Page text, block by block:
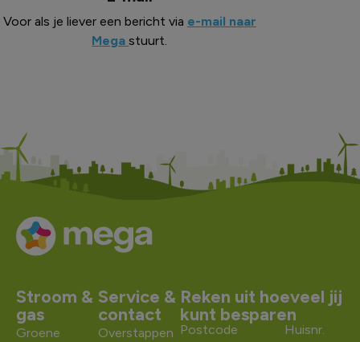
Voor als je liever een bericht via e-mail naar
Megastuurt.
Stroom &
gas
Groene
Service &
contact
Overstappen
Reken uit hoeveel jij
kunt besparen
Postcode Huisnr.